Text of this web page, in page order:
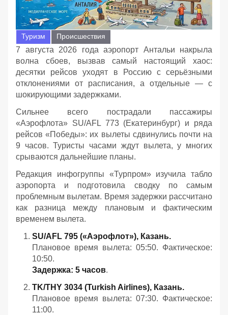
Туризм Происшествия
7 августа 2026 года аэропорт Антальи накрыла
волна сбоев, вызвав самый настоящий хаос:
десятки рейсов уходят в Россию с серьёзными
отклонениями от расписания, а отдельные — с
шокирующими задержками.
Сильнее всего пострадали пассажиры
«Аэрофлота» SU/AFL 773 (Екатеринбург) и ряда
рейсов «Победы»: их вылеты сдвинулись почти на
9 часов. Туристы часами ждут вылета, у многих
срываются дальнейшие планы.
Редакция инфогруппы «Турпром» изучила табло
аэропорта и подготовила сводку по самым
проблемным вылетам. Время задержки рассчитано
как разница между плановым и фактическим
временем вылета.
SU/AFL 795 («Аэрофлот»), Казань.
Плановое время вылета: 05:50. Фактическое:
10:50.
Задержка: 5 часов.
TK/THY 3034 (Turkish Airlines), Казань.
Плановое время вылета: 07:30. Фактическое:
11:00.